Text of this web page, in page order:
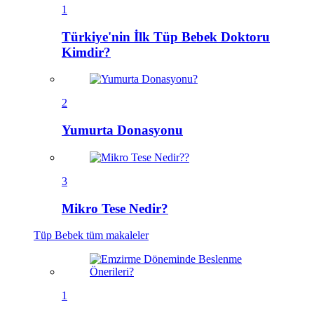
1
Türkiye'nin İlk Tüp Bebek Doktoru
Kimdir?
2
Yumurta Donasyonu
3
Mikro Tese Nedir?
Tüp Bebek tüm makaleler
1